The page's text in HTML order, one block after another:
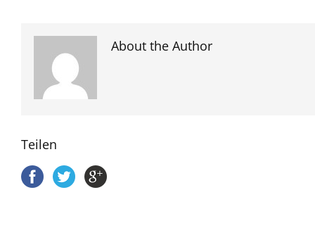
About the Author
Teilen